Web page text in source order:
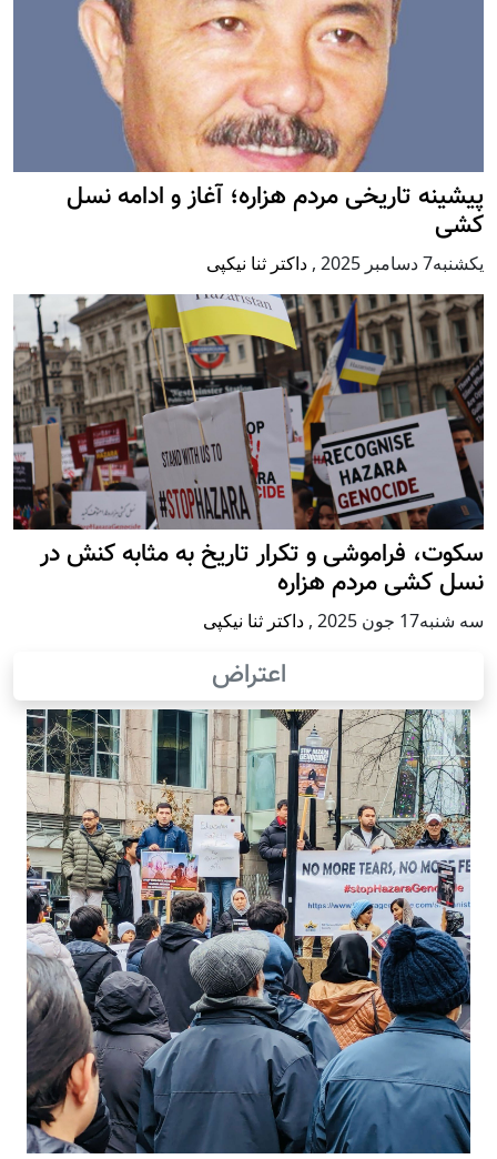
پيشينه تاريخی مردم هزاره؛ آغاز و ادامه نسل
کشی
يكشنبه7 دسامبر 2025 , داکتر ثنا نیکپی
سکوت، فراموشی و تکرار تاريخ به مثابه کنش در
نسل کشی مردم هزاره
سه شنبه17 جون 2025 , داکتر ثنا نیکپی
اعتراض